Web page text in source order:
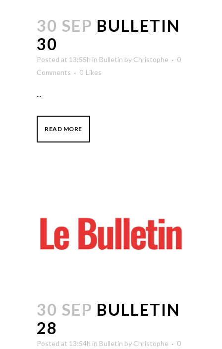
30 SEP BULLETIN
30
Posted at 13:55h in Bulletin by Christophe
0
Comments
0 Likes
...
READ MORE
30 SEP BULLETIN
28
Posted at 13:54h in Bulletin by Christophe 0